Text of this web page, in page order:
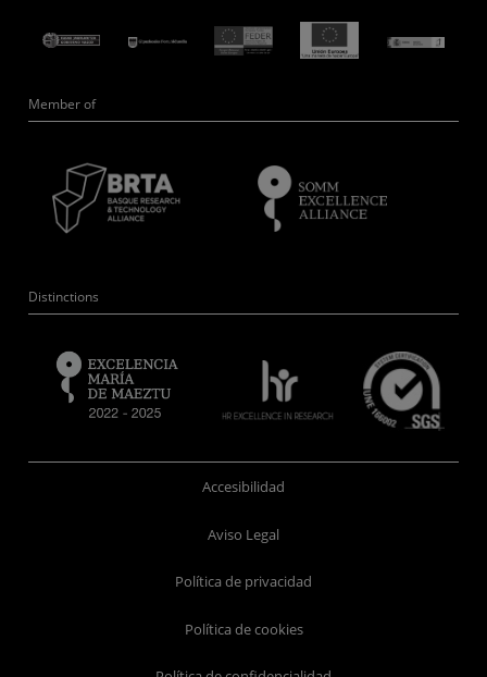
Member of
Distinctions
Accesibilidad
Aviso Legal
Política de privacidad
Política de cookies